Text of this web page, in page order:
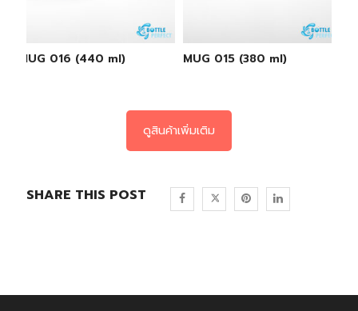
MUG 016 (440 ml) MUG 015 (380 ml)
ดูสินค้าเพิ่มเติม
SHARE THIS POST